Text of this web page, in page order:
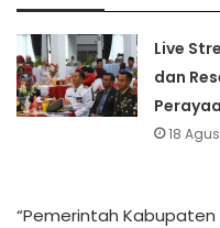
Live
dan
18
“Pemerintah